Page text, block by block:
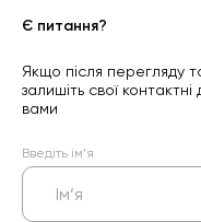
Є питання?
Якщо після перегляду
залишіть свої
вами
Введіть ім’я